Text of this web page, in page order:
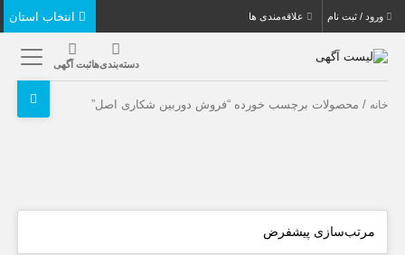
ورود / ثبت نام علاقه‌مندی ها
دسته‌بندی‌هاثبت آگهی
خانه / محصولات برچسب خورده “فروش دوربین شکاری اصل”